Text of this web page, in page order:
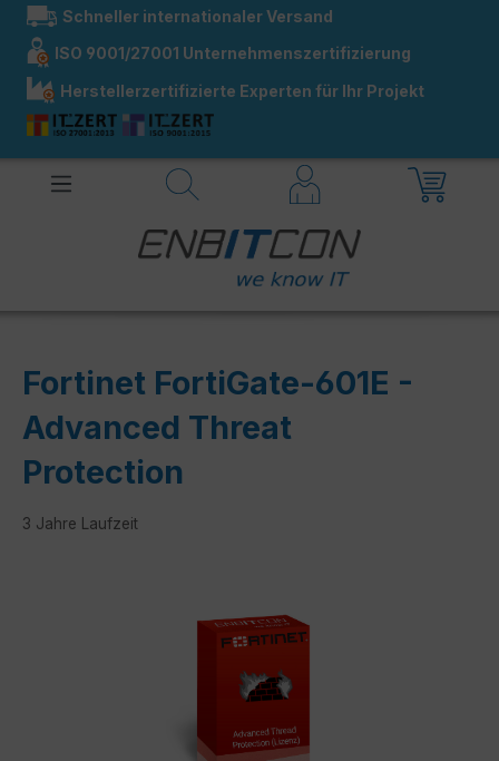
springen
Schneller internationaler Versand
ISO 9001/27001 Unternehmenszertifizierung
Herstellerzertifizierte Experten für Ihr Projekt
Fortinet FortiGate-601E -
Advanced Threat
Protection
3 Jahre Laufzeit